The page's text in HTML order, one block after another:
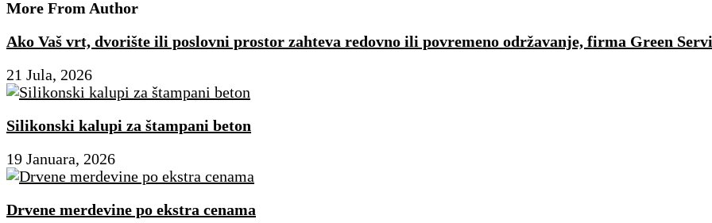
More From Author
Ako Vaš vrt, dvorište ili poslovni prostor zahteva redovno ili povremeno održavanje, firma Green
21 Jula, 2026
Silikonski kalupi za štampani beton
19 Januara, 2026
Drvene merdevine po ekstra cenama